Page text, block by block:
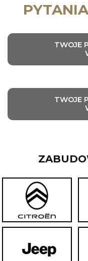
TWOJE
TWOJE